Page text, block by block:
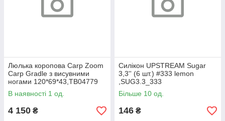
Люлька коропова Carp Zoom
Carp Gradle з висувними
ногами 120*69*43,ТВ04779
В наявності 1 од.
4 150 ₴
Силікон UPSTREAM Sugar
3,3'' (6 шт.) #333 lemon
,SUG3.3_333
Більше 10 од.
146 ₴